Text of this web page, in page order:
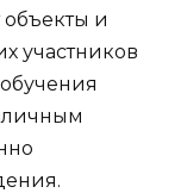
и
участников